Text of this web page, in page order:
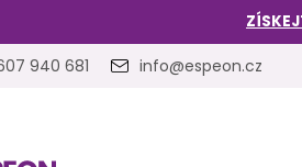
940 681 info@espeon.cz